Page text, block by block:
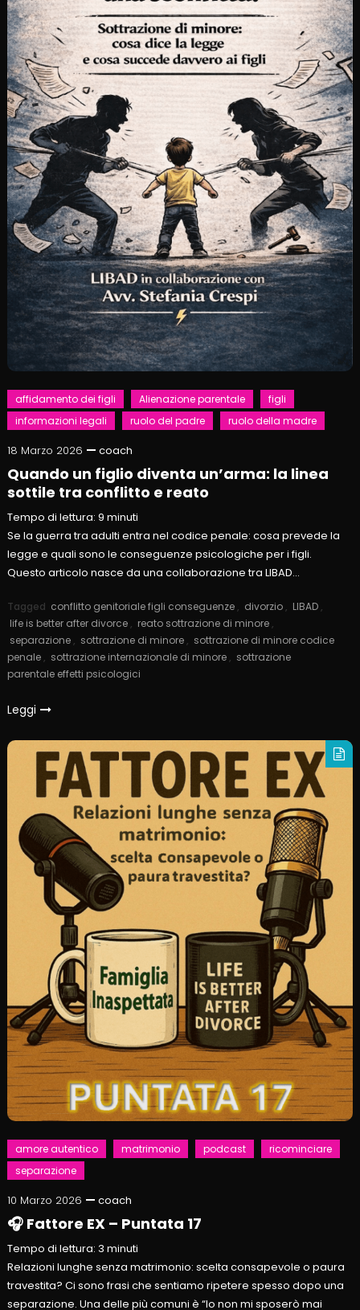
affidamento dei figli Alienazione parentale
figli
informazioni legali
ruolo del padre ruolo della madre
18 Marzo 2026 coach
Quando un figlio diventa un’arma: la linea
sottile tra conflitto e reato
Tempo di lettura:9 minuti
Se la guerra tra adulti entra nel codice penale: cosa prevede la
legge e quali sono le conseguenze psicologiche per i figli.
Questo articolo nasce da una collaborazione tra LIBAD…
Tagged conflitto genitoriale figli conseguenze , divorzio , LIBAD ,
life is better after divorce , reato sottrazione di minore ,
separazione , sottrazione di minore , sottrazione di minore codice
penale , sottrazione internazionale di minore , sottrazione
parentale effetti psicologici
Leggi
amore autentico matrimonio podcast
ricominciare
separazione
10 Marzo 2026 coach
🎧 Fattore EX – Puntata 17
Tempo di lettura:3 minuti
Relazioni lunghe senza matrimonio: scelta consapevole o paura
travestita? Ci sono frasi che sentiamo ripetere spesso dopo una
separazione. Una delle più comuni è “Io non mi sposerò mai